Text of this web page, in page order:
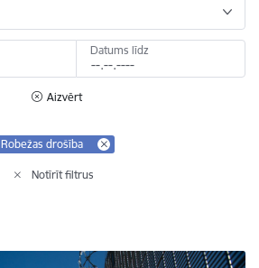
Datums līdz
Aizvērt
Robežas drošība
Notīrīt filtrus